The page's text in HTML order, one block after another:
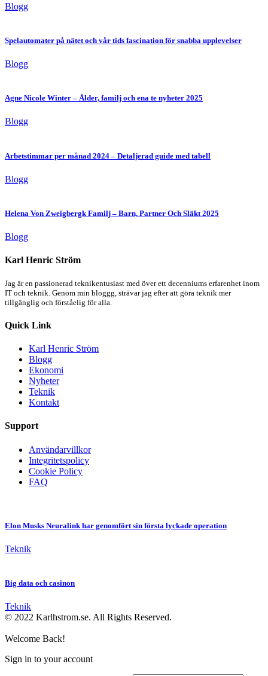
Blogg
Spelautomater på nätet och vår tids fascination för snabba upplevelser
Blogg
Agne Nicole Winter – Ålder, familj och ena te nyheter 2025
Blogg
Arbetstimmar per månad 2024 – Detaljerad guide med tabell
Blogg
Helena Von Zweigbergk Familj – Barn, Partner Och Släkt 2025
Blogg
Karl Henric Ström
Jag är en passionerad teknikentusiast med över ett decenniums erfarenhet inom
IT och teknik. Genom min bloggg, strävar jag efter att göra teknik mer
tillgänglig och förståelig för alla.
Quick Link
Karl Henric Ström
Blogg
Ekonomi
Nyheter
Teknik
Kontakt
Support
Användarvillkor
Integritetspolicy
Cookie Policy
FAQ
Elon Musks Neuralink har genomfört sin första lyckade operation
Teknik
Big data och casinon
Teknik
© 2022 Karlhstrom.se. All Rights Reserved.
Welcome Back!
Sign in to your account